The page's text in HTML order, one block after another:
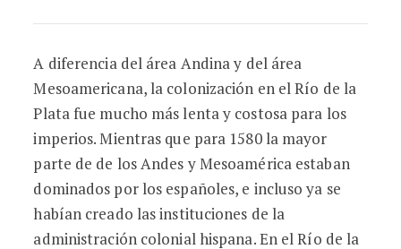
A diferencia del área Andina y del área
Mesoamericana, la colonización en el Río de la
Plata fue mucho más lenta y costosa para los
imperios. Mientras que para 1580 la mayor
parte de de los Andes y Mesoamérica estaban
dominados por los españoles, e incluso ya se
habían creado las instituciones de la
administración colonial hispana. En el Río de la